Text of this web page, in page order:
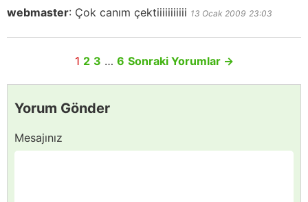
webmaster: Çok canım çektiiiiiiiiiii 13 Ocak 2009 23:03
1 2 3 … 6 Sonraki Yorumlar →
Yorum Gönder
Mesajınız